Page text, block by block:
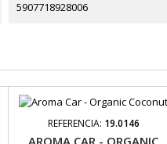
5907718928006
REFERENCIA: 19.0146
AROMA CAR - ORGANIC